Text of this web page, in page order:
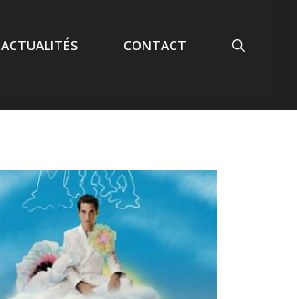
ACTUALITÉS CONTACT